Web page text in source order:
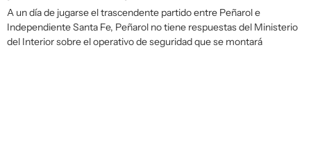
A un día de jugarse el trascendente partido entre Peñarol e
Independiente Santa Fe, Peñarol no tiene respuestas del Ministerio
del Interior sobre el operativo de seguridad que se montará